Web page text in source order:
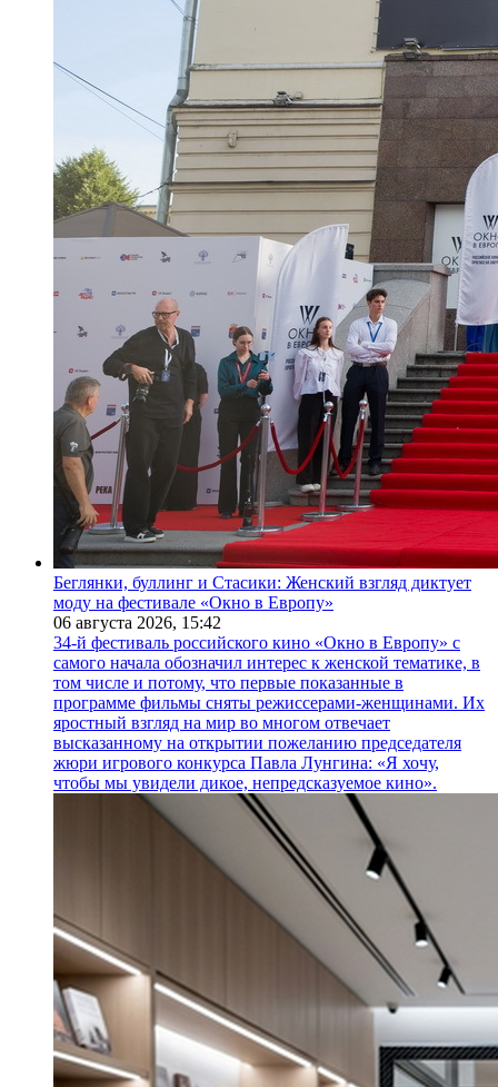
Беглянки, буллинг и Стасики: Женский взгляд диктует
моду на фестивале «Окно в Европу»
06 августа 2026, 15:42
34-й фестиваль российского кино «Окно в Европу» с
самого начала обозначил интерес к женской тематике, в
том числе и потому, что первые показанные в
программе фильмы сняты режиссерами-женщинами. Их
яростный взгляд на мир во многом отвечает
высказанному на открытии пожеланию председателя
жюри игрового конкурса Павла Лунгина: «Я хочу,
чтобы мы увидели дикое, непредсказуемое кино».